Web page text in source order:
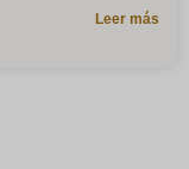
Leer más